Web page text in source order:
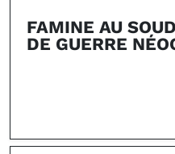
FAMINE AU
DE GUERRE